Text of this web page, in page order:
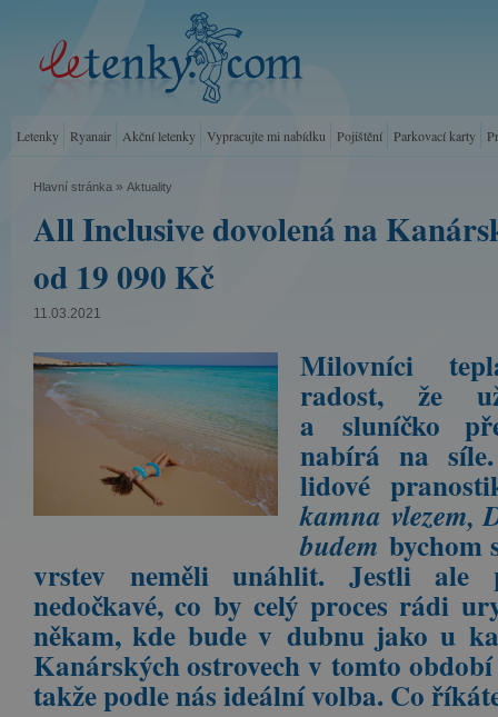
Letenky Ryanair Akční letenky Vypracujte mi nabídku Pojištění Parkovací karty
Hlavní stránka » Aktuality
All Inclusive dovolená na
od 19 090 Kč
11.03.2021
Milovníci
radost, že
a sluníčko
nabírá na
lidové
kamna vlezem,
budem bychom
vrstev neměli unáhlit. Jestli ale
nedočkavé, co by celý proces rádi
někam, kde bude v dubnu jako u
Kanárských ostrovech v tomto
takže podle nás ideální volba. Co